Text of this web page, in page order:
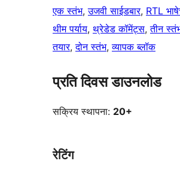
एक स्तंभ, उजवी साईडबार, RTL
थीम पर्याय, थ्रेडेड कॉमेंट्स, तीन
तयार, दोन स्तंभ, व्यापक ब्लॉक
प्रति दिवस डाउनलोड
सक्रिय स्थापना: 20+
रेटिंग